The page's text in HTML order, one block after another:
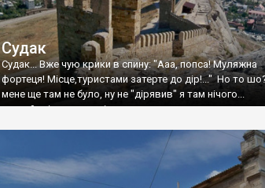
Судак
Судак... Вже чую крики в спину: "Ааа, попса! Муляжна
фортеця! Місце,туристами затерте до дір!..." Но то
мене ще там не було, ну не "дірявив" я там нічого...
принаймні до цього літа.